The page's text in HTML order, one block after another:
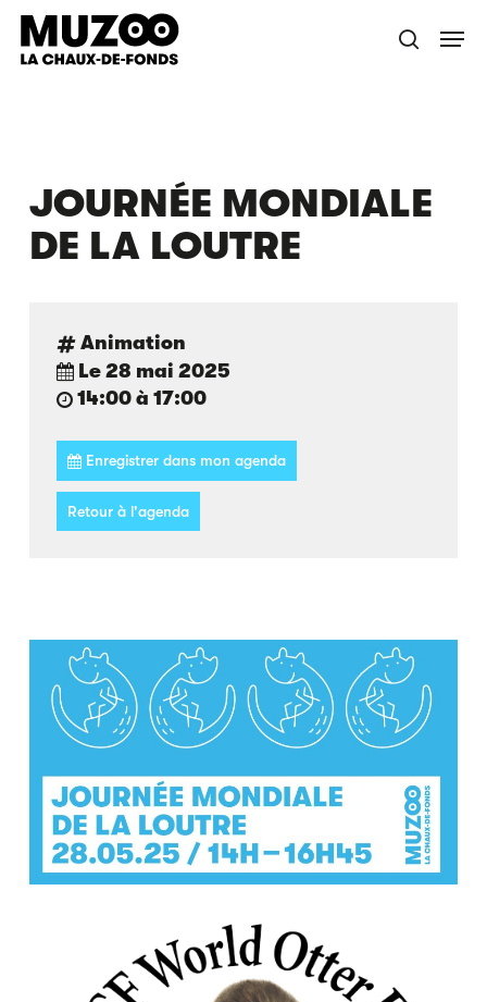
Skip
main
recherche
Menu
JOURNÉE MONDIALE
DE LA LOUTRE
Animation
Le 28 mai 2025
14:00 à 17:00
Enregistrer dans mon agenda
Retour à l'agenda